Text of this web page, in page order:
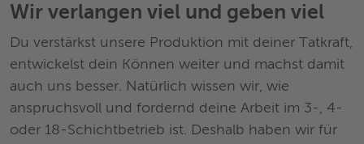
Wir verlangen viel und geben viel
Du verstärkst unsere Produktion mit deiner Tatkraft,
entwickelst dein Können weiter und machst damit
auch uns besser. Natürlich wissen wir, wie
anspruchsvoll und fordernd deine Arbeit im 3-, 4-
oder 18-Schichtbetrieb ist. Deshalb haben wir für